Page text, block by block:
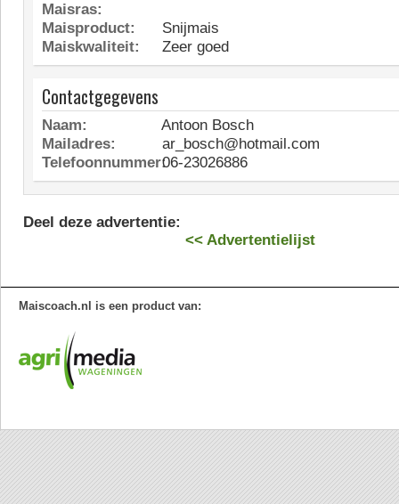
Maisras:
Maisproduct:
Snijmais
Maiskwaliteit:
Zeer goed
Contactgegevens
Naam:
Antoon Bosch
Mailadres:
ar_bosch@hotmail.com
Telefoonnummer:06-23026886
Deel deze advertentie:
<< Advertentielijst
Maiscoach.nl is een product van: